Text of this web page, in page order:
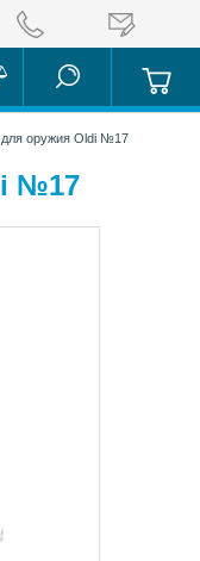
оружия Oldi №17
№17